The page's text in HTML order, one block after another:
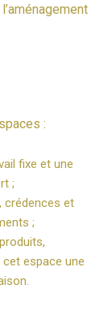
:
fixe et une
;
crédences et
;
espace une